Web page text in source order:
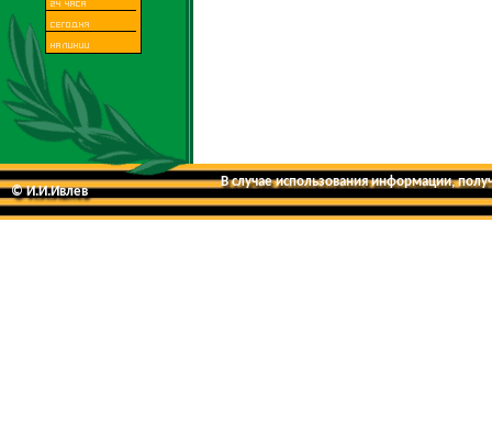
© И.И.Ивлев
В случае использования информации,